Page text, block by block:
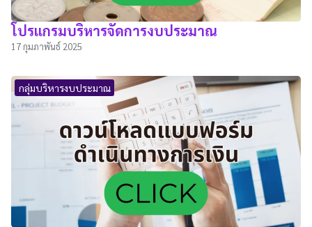
โปรแกรมบริหารจัดการงบประมาณ
17 กุมภาพันธ์ 2025
กลุ่มบริหารงบประมาณ